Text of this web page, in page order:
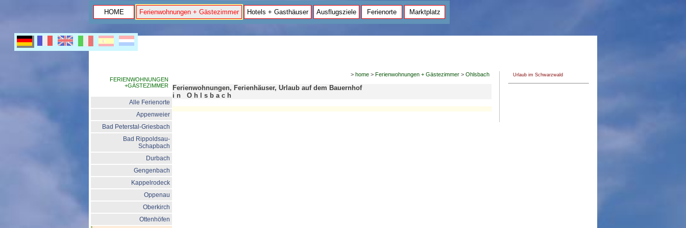
HOME Ferienwohnungen + Gästezimmer Hotels + Gasthäuser Ausflugsziele Ferienorte Marktplatz
FERIENWOHNUNGEN
+GÄSTEZIMMER
Alle Ferienorte
Appenweier
Bad Peterstal-Griesbach
Bad Rippoldsau-
Schapbach
Durbach
Gengenbach
Kappelrodeck
Oppenau
Oberkirch
Ottenhöfen
> home> Ferienwohnungen + Gästezimmer> Ohlsbach
Ferienwohnungen, Ferienhäuser, Urlaub auf dem Bauernhof
i n O h l s b a c h
Urlaub im Schwarzwald